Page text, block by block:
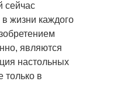
сейчас
жизни каждого
являются
настольных
только в